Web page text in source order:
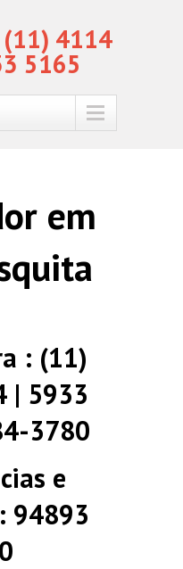
4114
5165
em
: (11)
| 5933
3780
e
94893